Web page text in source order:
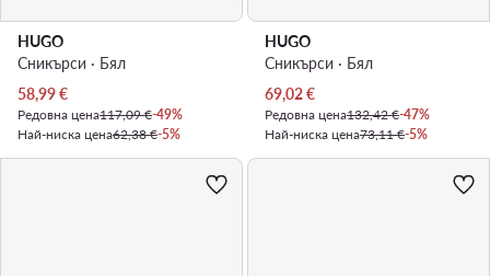
HUGO
Сникърси · Бял
Актуална цена
58,99€
Редовна цена117,09 €-49%
Най-ниска цена62,38 €-5%
HUGO
Сникърси · Бял
Актуална цена
69,02€
Редовна цена132,42 €-47%
Най-ниска цена73,11 €-5%